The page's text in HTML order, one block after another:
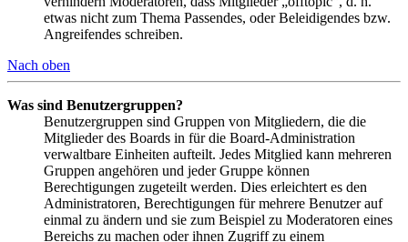
etwas nicht zum Thema Passendes, oder Beleidigendes bzw.
Angreifendes schreiben.
Nach oben
Was sind Benutzergruppen?
Benutzergruppen sind Gruppen von Mitgliedern, die die
Mitglieder des Boards in für die Board-Administration
verwaltbare Einheiten aufteilt. Jedes Mitglied kann mehreren
Gruppen angehören und jeder Gruppe können
Berechtigungen zugeteilt werden. Dies erleichtert es den
Administratoren, Berechtigungen für mehrere Benutzer auf
einmal zu ändern und sie zum Beispiel zu Moderatoren eines
Bereichs zu machen oder ihnen Zugriff zu einem